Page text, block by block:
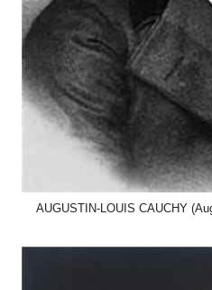
AUGUSTIN-LOUIS CAUCHY